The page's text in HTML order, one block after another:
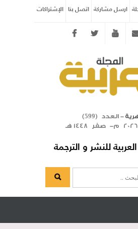
ارسل مشاركة اتصل بنا الإشتراكات
Twitter youtube
- العدد ( 599
)
للنشر و الترجمة